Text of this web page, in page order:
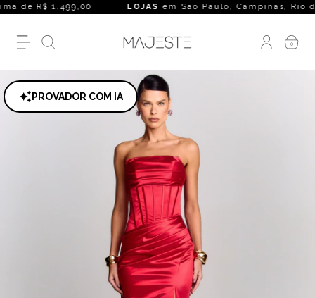
de R$ 1.499,00 LOJASem São Paulo, Campinas, Rio de
0
PROVADOR COM IA